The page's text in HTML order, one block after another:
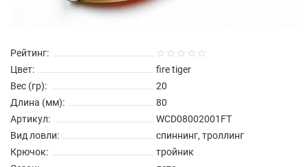
Рейтинг:
Цвет:
fire tiger
Вес (гр):
20
Длина (мм):
80
Артикул:
WCD08002001FT
Вид ловли:
спиннинг, троллинг
Крючок:
тройник